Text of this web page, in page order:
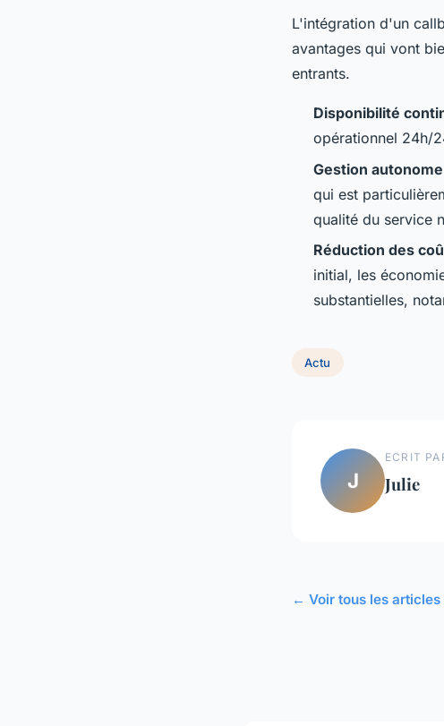
L'intégration d'un
avantages qui vont
entrants.
Disponibilité
opérationnel 24h/
Gestion autonome
qui est
qualité du service
Réduction des
initial, les
substantielles,
Actu
J
ECRIT
Julie
← Voir tous les articles